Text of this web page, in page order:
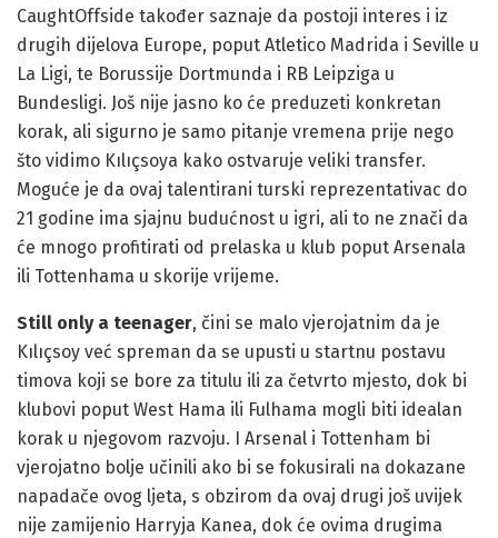
CaughtOffside također saznaje da postoji interes i iz
drugih dijelova Europe, poput Atletico Madrida i Seville u
La Ligi, te Borussije Dortmunda i RB Leipziga u
Bundesligi. Još nije jasno ko će preduzeti konkretan
korak, ali sigurno je samo pitanje vremena prije nego
što vidimo Kılıçsoya kako ostvaruje veliki transfer.
Moguće je da ovaj talentirani turski reprezentativac do
21 godine ima sjajnu budućnost u igri, ali to ne znači da
će mnogo profitirati od prelaska u klub poput Arsenala
ili Tottenhama u skorije vrijeme.
Still only a teenager, čini se malo vjerojatnim da je
Kılıçsoy već spreman da se upusti u startnu postavu
timova koji se bore za titulu ili za četvrto mjesto, dok bi
klubovi poput West Hama ili Fulhama mogli biti idealan
korak u njegovom razvoju. I Arsenal i Tottenham bi
vjerojatno bolje učinili ako bi se fokusirali na dokazane
napadače ovog ljeta, s obzirom da ovaj drugi još uvijek
nije zamijenio Harryja Kanea, dok će ovima drugima